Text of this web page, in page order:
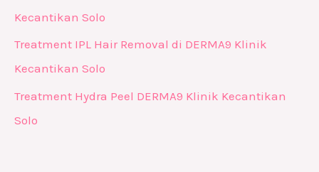
Kecantikan Solo
Treatment IPL Hair Removal di DERMA9 Klinik
Kecantikan Solo
Treatment Hydra Peel DERMA9 Klinik Kecantikan
Solo